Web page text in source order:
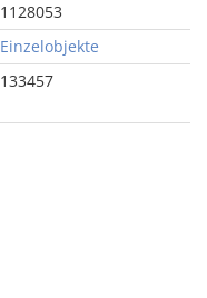
1128053
Einzelobjekte
133457